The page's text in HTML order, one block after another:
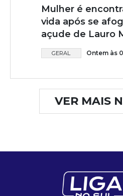
Mulher é
vida após se
açude de Lauro
GERAL Ontem às
VER MAIS